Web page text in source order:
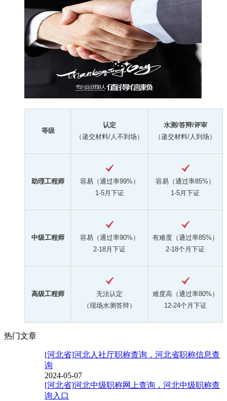
等级
认定
（递交材料/人不到场）
水测/答辩/评审
（递交材料/人到场）
助理工程师
容易（通过率99%）
1-5月下证
容易（通过率85%）
1-5月下证
中级工程师
容易（通过率90%）
2-18月下证
有难度（通过率85%）
2-18个月下证
高级工程师
无法认定
（现场水测答辩）
难度高（通过率80%）
12-24个月下证
热门文章
[河北省]河北人社厅职称查询，河北省职称信息查
询
2024-05-07
[河北省]河北中级职称网上查询，河北中级职称查
询入口